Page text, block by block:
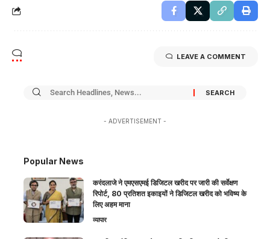
LEAVE A COMMENT
- ADVERTISEMENT -
Popular News
करंदलाजे ने एमएसएमई डिजिटल खरीद पर जारी की सर्वेक्षण
रिपोर्ट, 80 प्रतिशत इकाइयों ने डिजिटल खरीद को भविष्य के
लिए अहम माना
व्यापार